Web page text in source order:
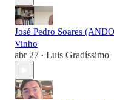
José Pedro Soares
Vinho
abr 27 • Luis Gradíssimo